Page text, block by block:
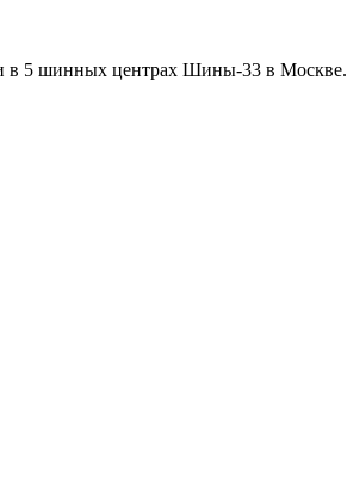
в 5 шинных центрах Шины-33 в Москве.